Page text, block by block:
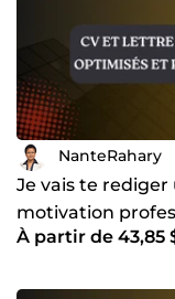
NanteRahary
Je vais te rediger
motivation
À partir de 43,85